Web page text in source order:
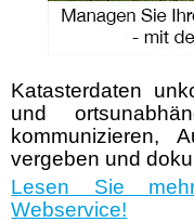
Katasterdaten
und
kommunizieren,
vergeben und
Lesen Sie
Webservice!